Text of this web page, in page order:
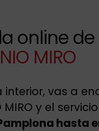
online de
MIRO
vas a
y el
hasta